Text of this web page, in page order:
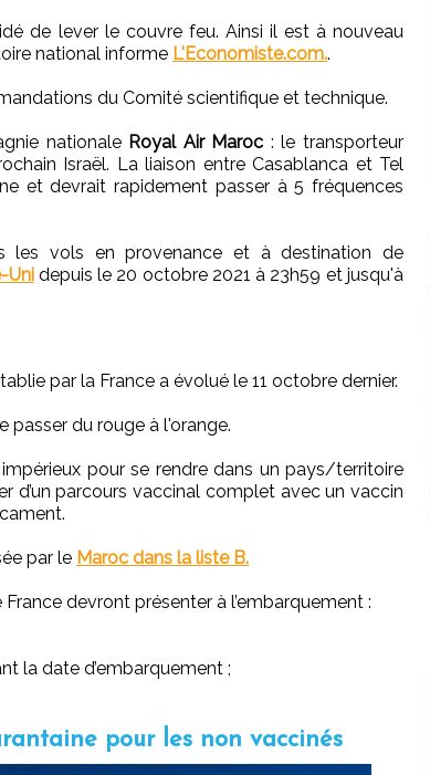
de lever le couvre feu. Ainsi il est à nouveau
national informe L'Economiste.com..
du Comité scientifique et technique.
nationale Royal Air Maroc : le transporteur
Israël. La liaison entre Casablanca et Tel
et devrait rapidement passer à 5 fréquences
les vols en provenance et à destination de
Unidepuis le 20 octobre 2021 à 23h59 et jusqu'à
par la France a évolué le 11 octobre dernier.
passer du rouge à l'orange.
pour se rendre dans un pays/territoire
d’un parcours vaccinal complet avec un vaccin
par le Maroc dans la liste B.
devront présenter à l’embarquement :
la date d’embarquement ;
pour les non vaccinés